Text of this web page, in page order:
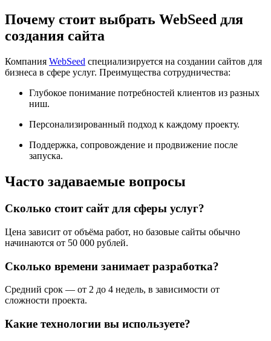
Почему стоит выбрать WebSeed для
создания сайта
Компания WebSeed специализируется на создании сайтов для
бизнеса в сфере услуг. Преимущества сотрудничества:
Глубокое понимание потребностей клиентов из разных
ниш.
Персонализированный подход к каждому проекту.
Поддержка, сопровождение и продвижение после
запуска.
Часто задаваемые вопросы
Сколько стоит сайт для сферы услуг?
Цена зависит от объёма работ, но базовые сайты обычно
начинаются от 50 000 рублей.
Сколько времени занимает разработка?
Средний срок — от 2 до 4 недель, в зависимости от
сложности проекта.
Какие технологии вы используете?